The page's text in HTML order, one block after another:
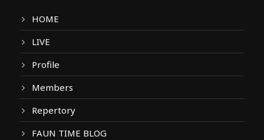
HOME
LIVE
Profile
Members
Repertory
FAUN TIME BLOG